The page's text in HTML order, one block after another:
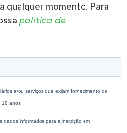
qualquer momento. Para
política de